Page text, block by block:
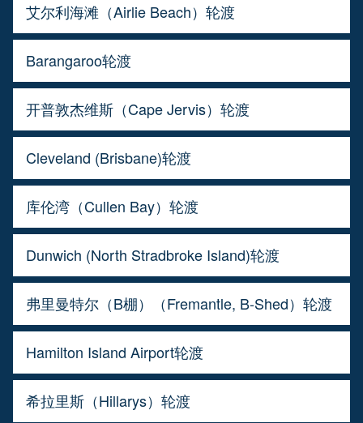
艾尔利海滩（Airlie Beach）轮渡
Barangaroo轮渡
开普敦杰维斯（Cape Jervis）轮渡
Cleveland (Brisbane)轮渡
库伦湾（Cullen Bay）轮渡
Dunwich (North Stradbroke Island)轮渡
弗里曼特尔（B棚）（Fremantle, B-Shed）轮渡
Hamilton Island Airport轮渡
希拉里斯（Hillarys）轮渡